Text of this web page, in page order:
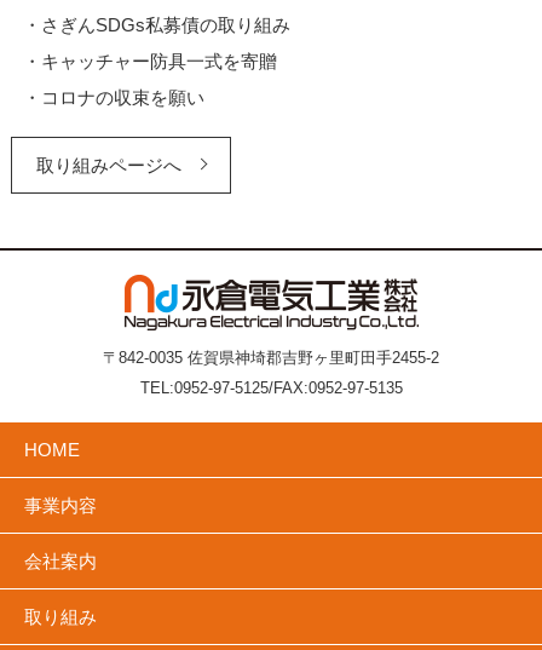
・さぎんSDGs私募債の取り組み
・キャッチャー防具一式を寄贈
・コロナの収束を願い
取り組みページへ
〒842-0035 佐賀県神埼郡吉野ヶ里町田手2455-2
TEL:0952-97-5125/FAX:0952-97-5135
HOME
事業内容
会社案内
取り組み